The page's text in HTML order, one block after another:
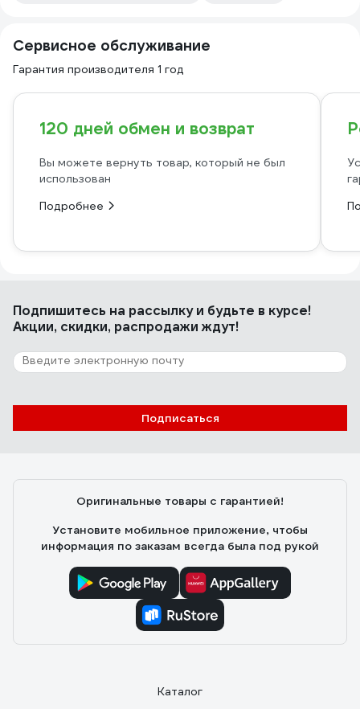
Сервисное обслуживание
Гарантия производителя 1 год
120 дней обмен и возврат
Вы можете вернуть товар, который не был
использован
Подробнее
Подпишитесь на рассылкуи будьте в курсе!
Акции, скидки, распродажи ждут!
Подписаться
Оригинальные товары с гарантией!
Установите мобильное приложение, чтобы
информация по заказам всегда была под рукой
Каталог